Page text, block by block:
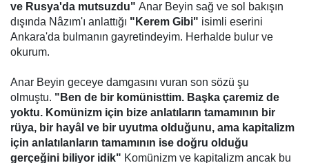
ve Rusya'da mutsuzdu" Anar Beyin sağ ve sol bakışın
dışında Nâzım'ı anlattığı "Kerem Gibi" isimli eserini
Ankara'da bulmanın gayretindeyim. Herhalde bulur ve
okurum.
Anar Beyin geceye damgasını vuran son sözü şu
olmuştu. "Ben de bir komünisttim. Başka çaremiz de
yoktu. Komünizm için bize anlatıların tamamının bir
rüya, bir hayâl ve bir uyutma olduğunu, ama kapitalizm
için anlatılanların tamamının ise doğru olduğu
gerçeğini biliyor idik" Komünizm ve kapitalizm ancak bu